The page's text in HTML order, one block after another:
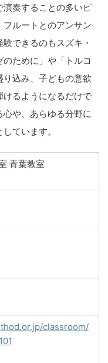
奏することの多いピ
ルートとのアンサン
できるのもスズキ・
ために」や「トルコ
込み、子どもの意欲
るようになるだけで
や、あらゆる分野に
ています。
青葉教室
classroom/